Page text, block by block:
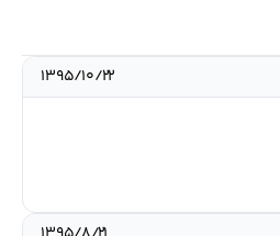
۱۳۹۵/۱۰/۲۲